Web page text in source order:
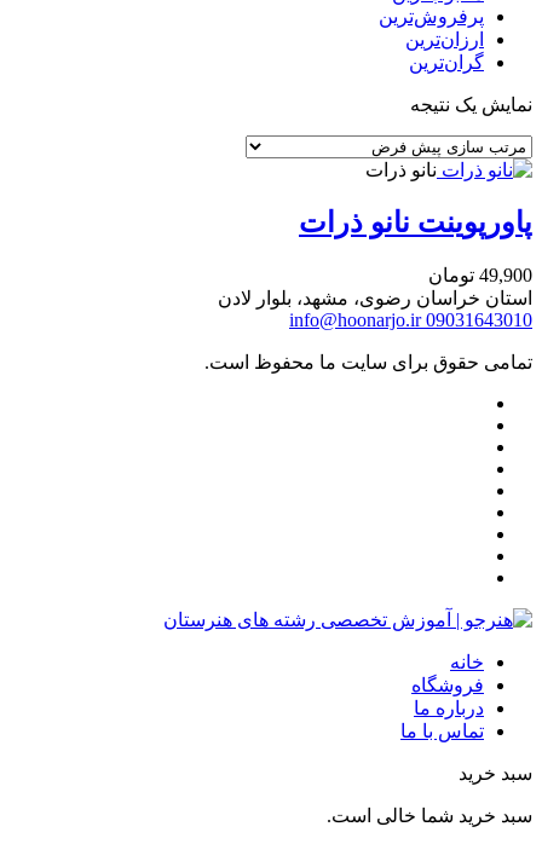
پرفروش‌ترین
ارزان‌ترین
گران‌ترین
نمایش یک نتیجه
نانو ذرات
پاورپوینت نانو ذرات
49,900 تومان
استان خراسان رضوی، مشهد، بلوار لادن
09031643010
info@hoonarjo.ir
تمامی حقوق برای سایت ما محفوظ است.
خانه
فروشگاه
درباره ما
تماس با ما
سبد خرید
سبد خرید شما خالی است.